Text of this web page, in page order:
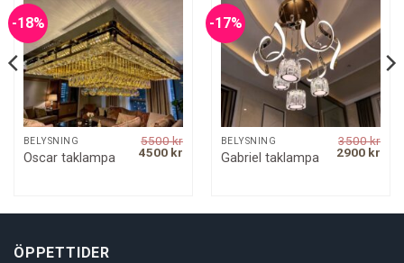
-18%
BELYSNING
Oscar taklampa
5500kr
Original
4500 kr Current
-17%
BELYSNING
Gabriel taklampa
3500kr
Original
2900 kr
ÖPPETTIDER